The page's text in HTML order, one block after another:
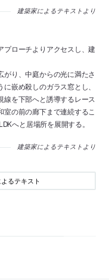
建築家によるテキストより
プローチよりアクセスし、建
がり、中庭からの光に満たさ
嵌め殺しのガラス窓とし、
線を下部へと誘導するレース
の前の廊下まで連続するこ
へと居場所を展開する。
建築家によるテキストより
るテキスト